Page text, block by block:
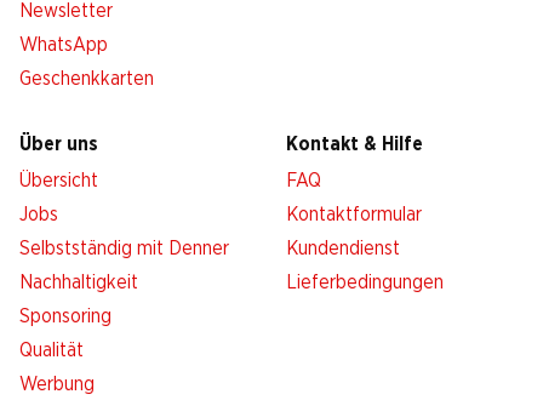
Newsletter
WhatsApp
Geschenkkarten
Über uns
Übersicht
Jobs
Selbstständig mit Denner
Nachhaltigkeit
Sponsoring
Qualität
Werbung
Kontakt & Hilfe
FAQ
Kontaktformular
Kundendienst
Lieferbedingungen